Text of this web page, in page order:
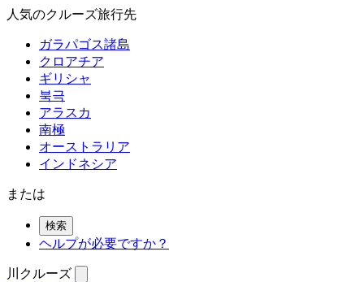
人気のクルーズ旅行先
ガラパゴス諸島
クロアチア
ギリシャ
북극
アラスカ
南極
オーストラリア
インドネシア
または
検索
ヘルプが必要ですか？
川クルーズ